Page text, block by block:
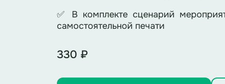
✅ В комплекте сценарий
самостоятельной печати
330 ₽